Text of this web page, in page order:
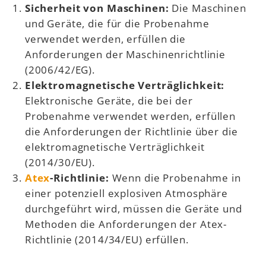
Sicherheit von Maschinen: Die Maschinen
und Geräte, die für die Probenahme
verwendet werden, erfüllen die
Anforderungen der Maschinenrichtlinie
(2006/42/EG).
Elektromagnetische Verträglichkeit:
Elektronische Geräte, die bei der
Probenahme verwendet werden, erfüllen
die Anforderungen der Richtlinie über die
elektromagnetische Verträglichkeit
(2014/30/EU).
Atex-Richtlinie: Wenn die Probenahme in
einer potenziell explosiven Atmosphäre
durchgeführt wird, müssen die Geräte und
Methoden die Anforderungen der Atex-
Richtlinie (2014/34/EU) erfüllen.